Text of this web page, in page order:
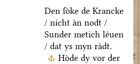
Den ſoͤke de Krancke
/ nicht aͤn nodt /
Sunder metich leͤuen
/ dat ys myn raͤdt.
Hoͤde dy vor der